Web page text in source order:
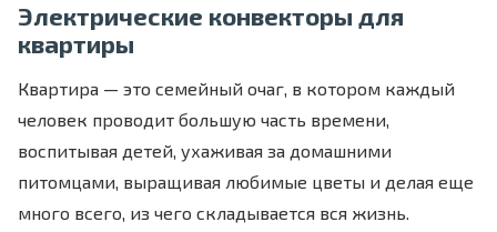
Электрические конвекторы для
квартиры
Квартира — это семейный очаг, в котором каждый
человек проводит большую часть времени,
воспитывая детей, ухаживая за домашними
питомцами, выращивая любимые цветы и делая еще
много всего, из чего складывается вся жизнь.